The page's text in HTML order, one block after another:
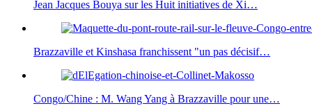
Jean Jacques Bouya sur les Huit initiatives de Xi…
Brazzaville et Kinshasa franchissent "un pas décisif…
Congo/Chine : M. Wang Yang à Brazzaville pour une…